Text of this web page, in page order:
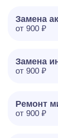
Замена
от 900 ₽
Замена
от 900 ₽
Ремонт
от 900 ₽